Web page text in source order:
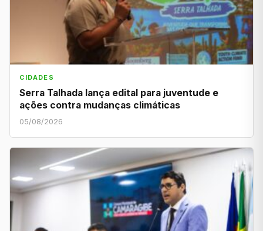
CIDADES
Serra Talhada lança edital para juventude e
ações contra mudanças climáticas
05/08/2026